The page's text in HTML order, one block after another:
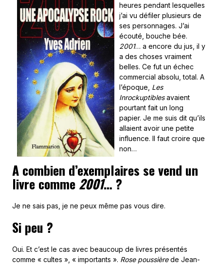
heures pendant lesquelles
j’ai vu défiler plusieurs de
ses personnages. J’ai
écouté, bouche bée.
2001… a encore du jus, il y
a des choses vraiment
belles. Ce fut un échec
commercial absolu, total. A
l’époque, Les
Inrockuptiblesavaient
pourtant fait un long
papier. Je me suis dit qu’ils
allaient avoir une petite
influence. Il faut croire que
non…
A combien d’exemplaires se vend un
livre comme 2001… ?
Je ne sais pas, je ne peux même pas vous dire.
Si peu ?
Oui. Et c’est le cas avec beaucoup de livres présentés
comme « cultes », « importants ». Rose poussièrede Jean-